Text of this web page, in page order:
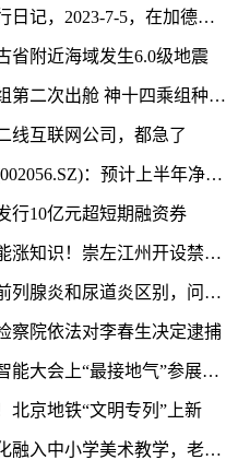
尼泊尔旅行日记，2023-7-5，在加德满都的最后一天
省附近海域发生6.0级地震
神十四乘组第二次出舱 神十四乘组种的菜被吃了 基本情况讲解
线互联网公司，都急了
横店东磁(002056.SZ)：预计上半年净利润同比增长48%～58%
行10亿元超短期融资券
逛公园也能涨知识！崇左江州开设禁毒主题公园
想要了解前列腺炎和尿道炎区别，问诊可以到江西抚州博大男科医院
察院依法对李春生决定逮捕
世界人工智能大会上“最接地气”参展商：中西部县域数字就业中心组团亮相
北京地铁“文明专列”上新
让海派文化融入中小学美术教学，老师们这样说……